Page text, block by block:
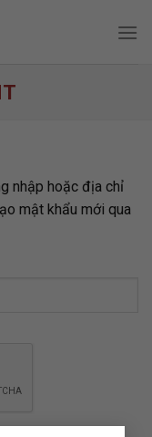
nhập hoặc địa chỉ
mật khẩu mới qua